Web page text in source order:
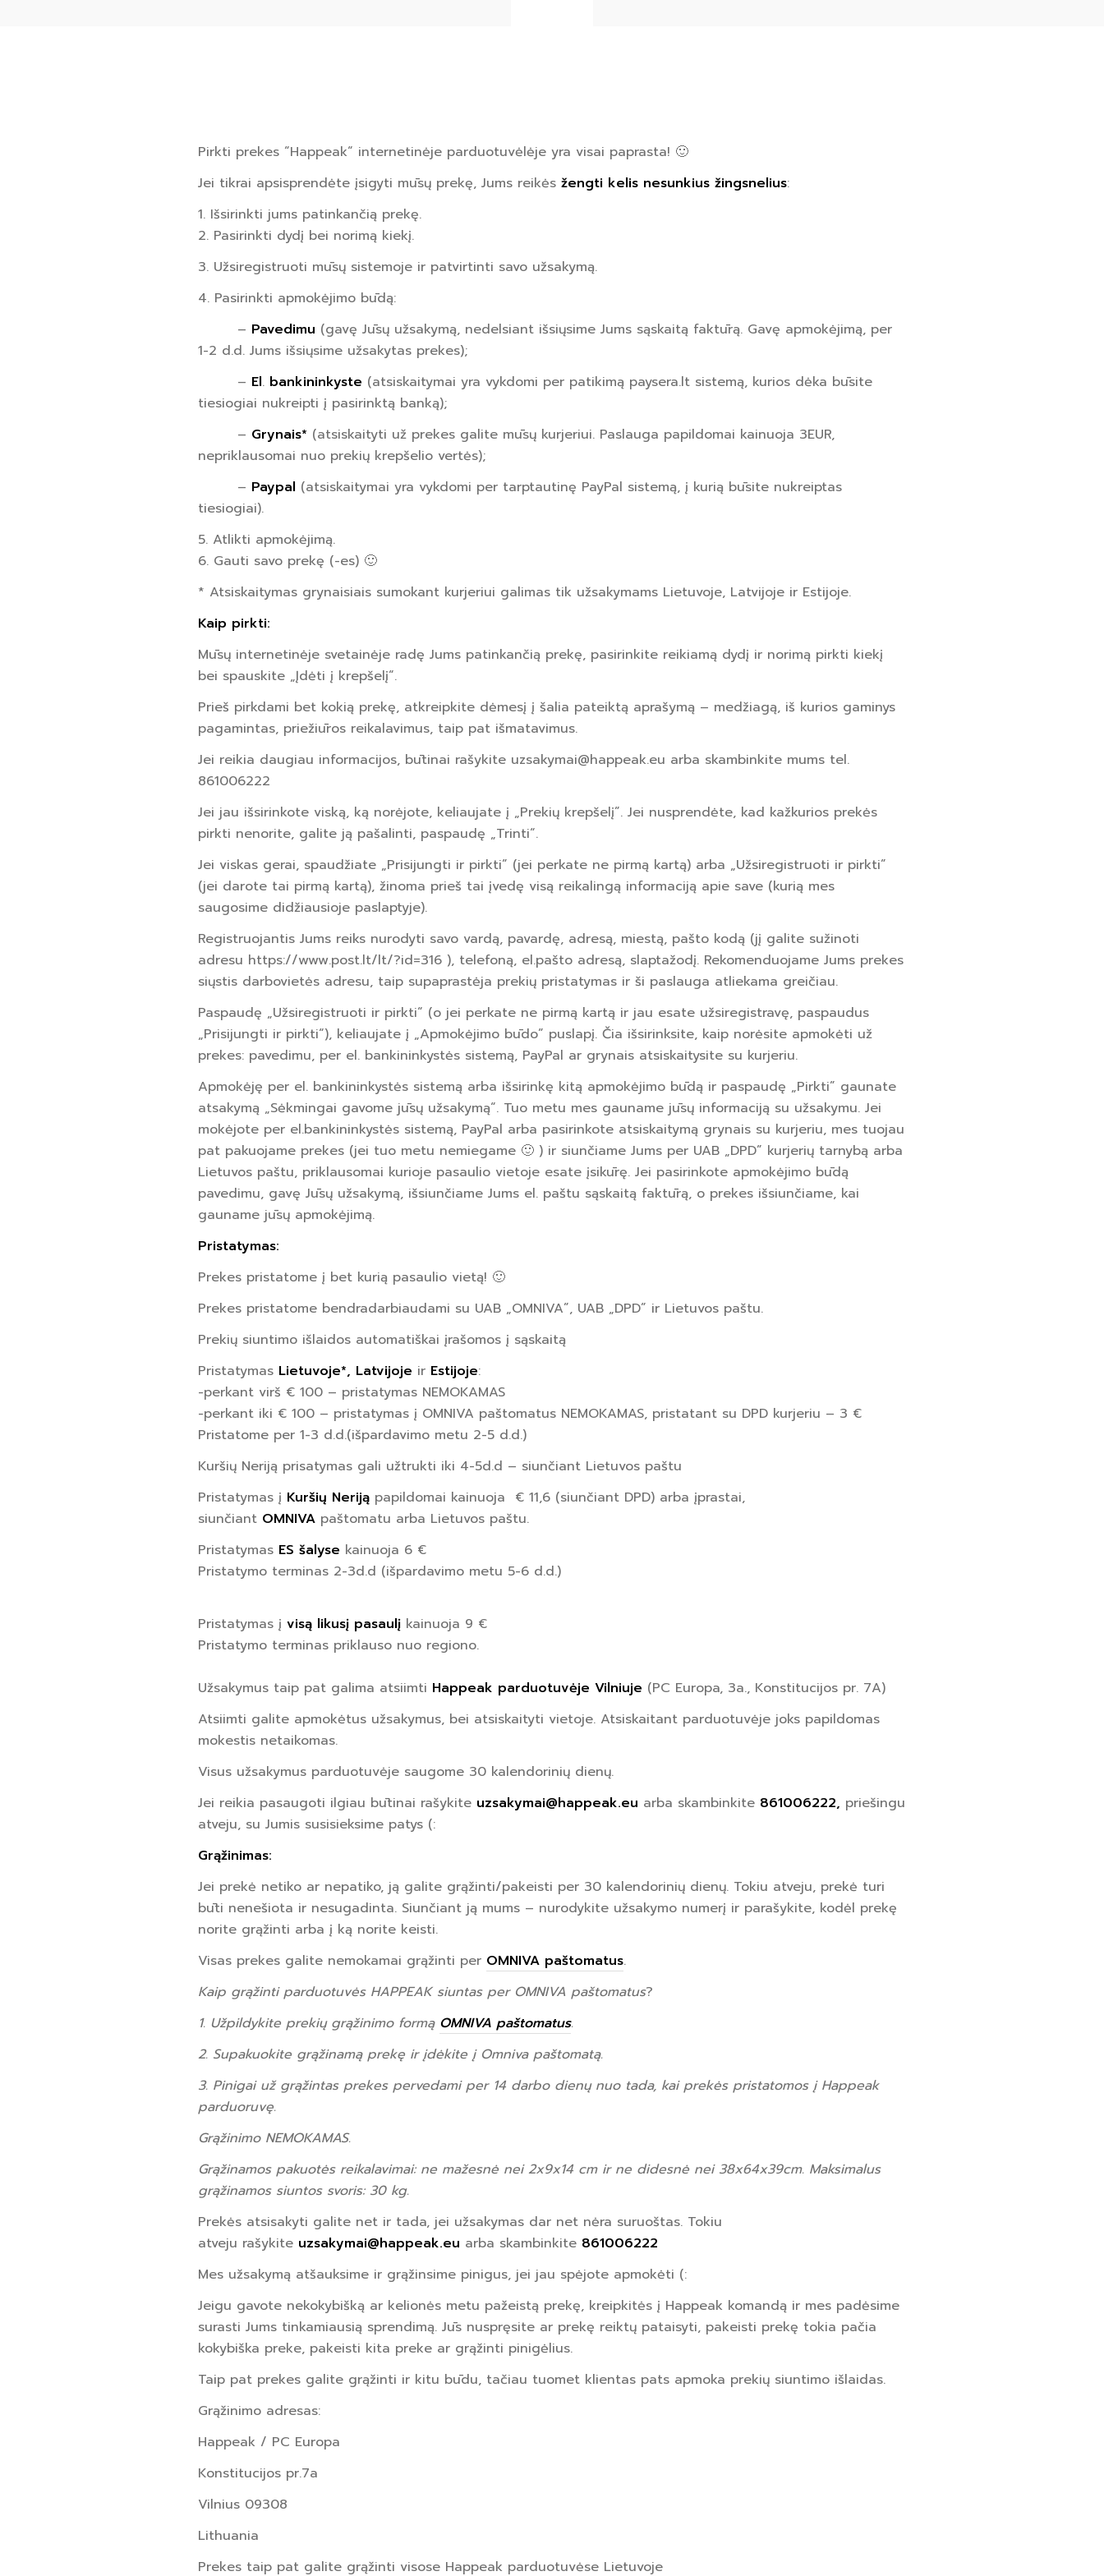
Pirkti prekes “Happeak“ internetinėje parduotuvėlėje yra visai paprasta! 🙂
Jei tikrai apsisprendėte įsigyti mūsų prekę, Jums reikės žengti kelis nesunkius žingsnelius:
1. Išsirinkti jums patinkančią prekę.
2. Pasirinkti dydį bei norimą kiekį.
3. Užsiregistruoti mūsų sistemoje ir patvirtinti savo užsakymą.
4. Pasirinkti apmokėjimo būdą:
– Pavedimu (gavę Jūsų užsakymą, nedelsiant išsiųsime Jums sąskaitą faktūrą. Gavę apmokėjimą, per
1-2 d.d. Jums išsiųsime užsakytas prekes);
– El. bankininkyste (atsiskaitymai yra vykdomi per patikimą paysera.lt sistemą, kurios dėka būsite
tiesiogiai nukreipti į pasirinktą banką);
– Grynais* (atsiskaityti už prekes galite mūsų kurjeriui. Paslauga papildomai kainuoja 3EUR,
nepriklausomai nuo prekių krepšelio vertės);
– Paypal (atsiskaitymai yra vykdomi per tarptautinę PayPal sistemą, į kurią būsite nukreiptas
tiesiogiai).
5. Atlikti apmokėjimą.
6. Gauti savo prekę (-es) 🙂
* Atsiskaitymas grynaisiais sumokant kurjeriui galimas tik užsakymams Lietuvoje, Latvijoje ir Estijoje.
Kaip pirkti:
Mūsų internetinėje svetainėje radę Jums patinkančią prekę, pasirinkite reikiamą dydį ir norimą pirkti kiekį
bei spauskite „Įdėti į krepšelį“.
Prieš pirkdami bet kokią prekę, atkreipkite dėmesį į šalia pateiktą aprašymą – medžiagą, iš kurios gaminys
pagamintas, priežiūros reikalavimus, taip pat išmatavimus.
Jei reikia daugiau informacijos, būtinai rašykite uzsakymai@happeak.eu arba skambinkite mums tel.
861006222
Jei jau išsirinkote viską, ką norėjote, keliaujate į „Prekių krepšelį”. Jei nusprendėte, kad kažkurios prekės
pirkti nenorite, galite ją pašalinti, paspaudę „Trinti“.
Jei viskas gerai, spaudžiate „Prisijungti ir pirkti” (jei perkate ne pirmą kartą) arba „Užsiregistruoti ir pirkti”
(jei darote tai pirmą kartą), žinoma prieš tai įvedę visą reikalingą informaciją apie save (kurią mes
saugosime didžiausioje paslaptyje).
Registruojantis Jums reiks nurodyti savo vardą, pavardę, adresą, miestą, pašto kodą (jį galite sužinoti
adresu https://www.post.lt/lt/?id=316 ), telefoną, el.pašto adresą, slaptažodį. Rekomenduojame Jums prekes
siųstis darbovietės adresu, taip supaprastėja prekių pristatymas ir ši paslauga atliekama greičiau.
Paspaudę „Užsiregistruoti ir pirkti“ (o jei perkate ne pirmą kartą ir jau esate užsiregistravę, paspaudus
„Prisijungti ir pirkti“), keliaujate į „Apmokėjimo būdo” puslapį. Čia išsirinksite, kaip norėsite apmokėti už
prekes: pavedimu, per el. bankininkystės sistemą, PayPal ar grynais atsiskaitysite su kurjeriu.
Apmokėję per el. bankininkystės sistemą arba išsirinkę kitą apmokėjimo būdą ir paspaudę „Pirkti” gaunate
atsakymą „Sėkmingai gavome jūsų užsakymą“. Tuo metu mes gauname jūsų informaciją su užsakymu. Jei
mokėjote per el.bankininkystės sistemą, PayPal arba pasirinkote atsiskaitymą grynais su kurjeriu, mes tuojau
pat pakuojame prekes (jei tuo metu nemiegame 🙂 ) ir siunčiame Jums per UAB „DPD” kurjerių tarnybą arba
Lietuvos paštu, priklausomai kurioje pasaulio vietoje esate įsikūrę. Jei pasirinkote apmokėjimo būdą
pavedimu, gavę Jūsų užsakymą, išsiunčiame Jums el. paštu sąskaitą faktūrą, o prekes išsiunčiame, kai
gauname jūsų apmokėjimą.
Pristatymas:
Prekes pristatome į bet kurią pasaulio vietą! 🙂
Prekes pristatome bendradarbiaudami su UAB „OMNIVA”, UAB „DPD” ir Lietuvos paštu.
Prekių siuntimo išlaidos automatiškai įrašomos į sąskaitą
Pristatymas Lietuvoje*, Latvijoje ir Estijoje:
-perkant virš € 100 – pristatymas NEMOKAMAS
-perkant iki € 100 – pristatymas į OMNIVA paštomatus NEMOKAMAS, pristatant su DPD kurjeriu – 3 €
Pristatome per 1-3 d.d.(išpardavimo metu 2-5 d.d.)
Kuršių Neriją prisatymas gali užtrukti iki 4-5d.d – siunčiant Lietuvos paštu
Pristatymas į Kuršių Nerijąpapildomai kainuoja € 11,6 (siunčiant DPD) arba įprastai,
siunčiant OMNIVA paštomatu arba Lietuvos paštu.
Pristatymas ES šalyse kainuoja 6 €
Pristatymo terminas 2-3d.d (išpardavimo metu 5-6 d.d.)
Pristatymas į visą likusį pasaulįkainuoja 9 €
Pristatymo terminas priklauso nuo regiono.
Užsakymus taip pat galima atsiimti Happeak parduotuvėje Vilniuje (PC Europa, 3a., Konstitucijos pr. 7A)
Atsiimti galite apmokėtus užsakymus, bei atsiskaityti vietoje. Atsiskaitant parduotuvėje joks papildomas
mokestis netaikomas.
Visus užsakymus parduotuvėje saugome 30 kalendorinių dienų.
Jei reikia pasaugoti ilgiau būtinai rašykite uzsakymai@happeak.eu arba skambinkite 861006222, priešingu
atveju, su Jumis susisieksime patys (:
Grąžinimas:
Jei prekė netiko ar nepatiko, ją galite grąžinti/pakeisti per 30 kalendorinių dienų. Tokiu atveju, prekė turi
būti nenešiota ir nesugadinta. Siunčiant ją mums – nurodykite užsakymo numerį ir parašykite, kodėl prekę
norite grąžinti arba į ką norite keisti.
Visas prekes galite nemokamai grąžinti per OMNIVA paštomatus.
Kaip grąžinti parduotuvės HAPPEAK siuntas per OMNIVA paštomatus?
1. Užpildykite prekių grąžinimo formą OMNIVA paštomatus.
2. Supakuokite grąžinamą prekę ir įdėkite į Omniva paštomatą.
3. Pinigai už grąžintas prekes pervedami per 14 darbo dienų nuo tada, kai prekės pristatomos į Happeak
parduoruvę.
Grąžinimo NEMOKAMAS.
Grąžinamos pakuotės reikalavimai: ne mažesnė nei 2x9x14 cm ir ne didesnė nei 38x64x39cm. Maksimalus
grąžinamos siuntos svoris: 30 kg.
Prekės atsisakyti galite net ir tada, jei užsakymas dar net nėra suruoštas. Tokiu
atveju rašykite uzsakymai@happeak.eu arba skambinkite 861006222
Mes užsakymą atšauksime ir grąžinsime pinigus, jei jau spėjote apmokėti (:
Jeigu gavote nekokybišką ar kelionės metu pažeistą prekę, kreipkitės į Happeak komandą ir mes padėsime
surasti Jums tinkamiausią sprendimą. Jūs nuspręsite ar prekę reiktų pataisyti, pakeisti prekę tokia pačia
kokybiška preke, pakeisti kita preke ar grąžinti pinigėlius.
Taip pat prekes galite grąžinti ir kitu būdu, tačiau tuomet klientas pats apmoka prekių siuntimo išlaidas.
Grąžinimo adresas:
Happeak / PC Europa
Konstitucijos pr.7a
Vilnius 09308
Lithuania
Prekes taip pat galite grąžinti visose Happeak parduotuvėse Lietuvoje